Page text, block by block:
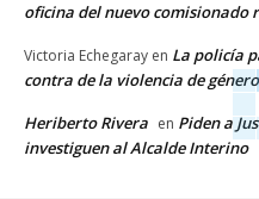
oficina del nuevo comisionado
Victoria Echegaray en La policía
contra de la violencia de género
Heriberto Rivera en Piden a
investiguen al Alcalde Interino